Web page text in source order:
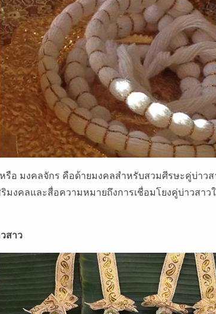
รือ มงคลจักร คือด้ายมงคลสำหรับสวมศีรษะคู่บ่าวส
มงคลและสื่อความหมายถึงการเชื่อมโยงคู่บ่าวสา
สาว